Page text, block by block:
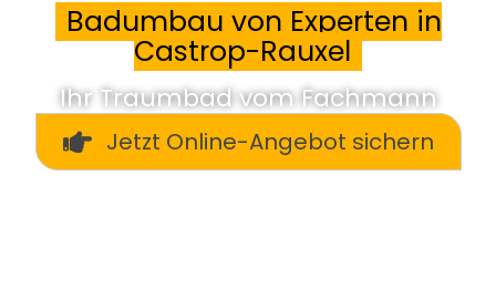
Badumbau von Experten in
Castrop-Rauxel
Ihr Traumbad vom Fachmann
Jetzt Online-Angebot sichern